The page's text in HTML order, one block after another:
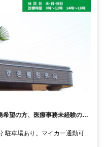
望の方、医療事務未経験の方